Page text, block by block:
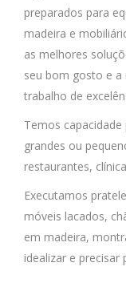
preparados para
madeira e
as melhores
seu bom gosto e a
trabalho de
Temos
grandes ou
restaurantes,
Executamos
móveis lacados,
em madeira,
idealizar e precisar